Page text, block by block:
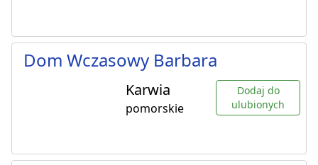
Dom Wczasowy Barbara
Karwia
pomorskie
Dodaj do
ulubionych